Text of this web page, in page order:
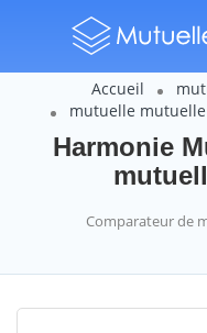
Accueil
mutuelle
Harmonie
Comparateur de